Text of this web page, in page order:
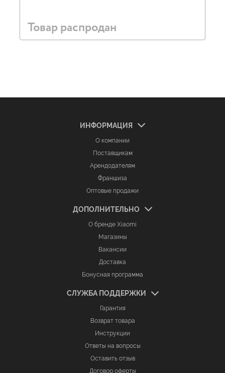
Товар распродан
ИНФОРМАЦИЯ
О компании
Поставщикам
Арендодателям
Франшиза
Оптовые продажи
ДОПОЛНИТЕЛЬНО
О бренде Xiaomi
Магазины
Вакансии
Доставка
Бонусная программа
СЛУЖБА ПОДДЕРЖКИ
Гарантия
Возврат товара
Инструкции
Ответы на вопросы
Оставить отзыв
Договор оферты